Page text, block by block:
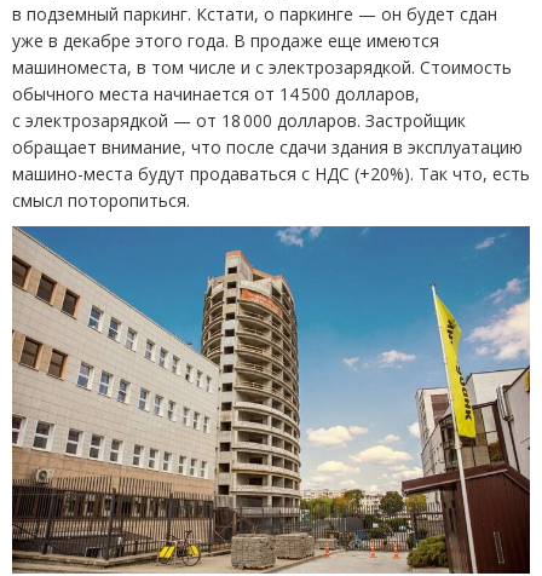
в подземный паркинг. Кстати, о паркинге — он будет сдан
уже в декабре этого года. В продаже еще имеются
машиноместа, в том числе и с электрозарядкой. Стоимость
обычного места начинается от 14 500 долларов,
с электрозарядкой — от 18 000 долларов. Застройщик
обращает внимание, что после сдачи здания в эксплуатацию
машино-места будут продаваться с НДС (+20%). Так что, есть
смысл поторопиться.